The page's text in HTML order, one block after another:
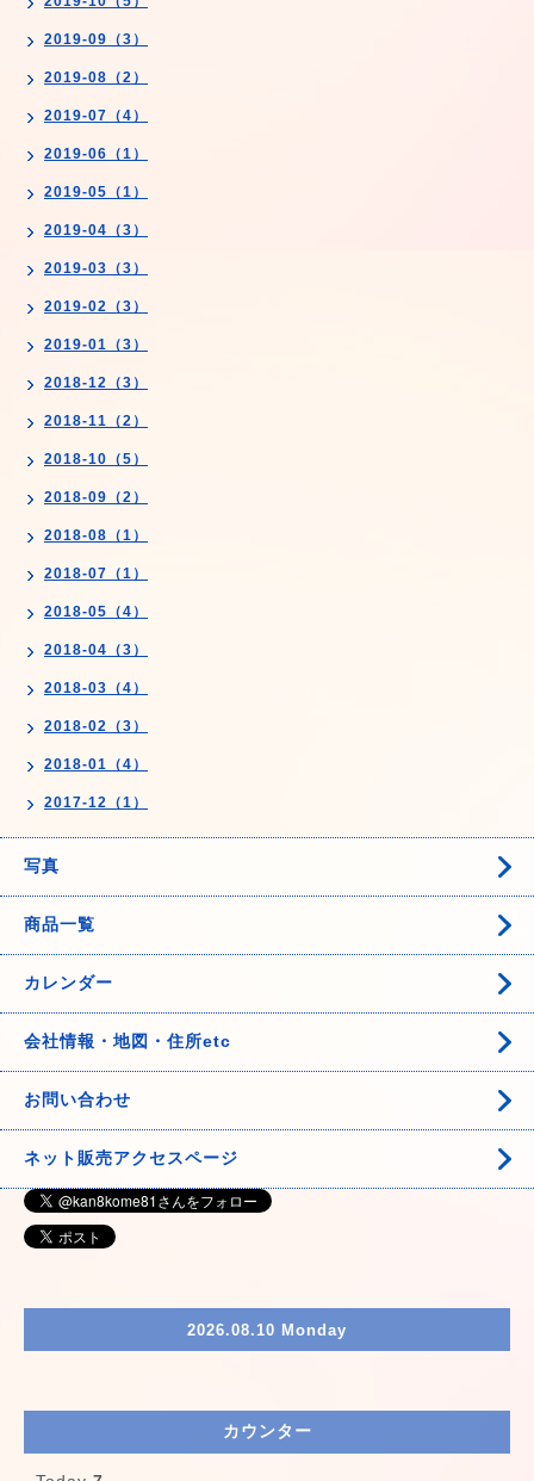
2019-09（3）
2019-08（2）
2019-07（4）
2019-06（1）
2019-05（1）
2019-04（3）
2019-03（3）
2019-02（3）
2019-01（3）
2018-12（3）
2018-11（2）
2018-10（5）
2018-09（2）
2018-08（1）
2018-07（1）
2018-05（4）
2018-04（3）
2018-03（4）
2018-02（3）
2018-01（4）
2017-12（1）
写真
商品一覧
カレンダー
会社情報・地図・住所etc
お問い合わせ
ネット販売アクセスページ
2026.08.10 Monday
カウンター